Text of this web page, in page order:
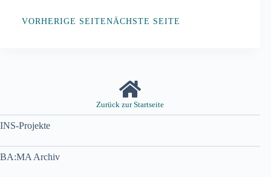
VORHERIGE SEITENÄCHSTE SEITE
Zurück zur Startseite
INS-Projekte
BA:MA Archiv